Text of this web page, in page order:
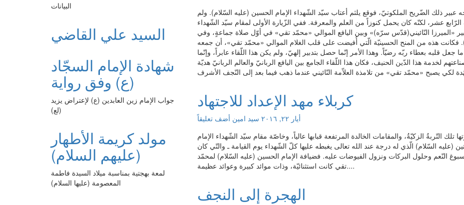
ذلك الضّريح الملكوتيّ، فوقع يلثم أعتاب سيّد الشّهداء الإمام الحسين (عليه السّلام). ولم
عشر، لكنّه كان يحمل كنوزاً من العلم والمعرفة. ففي الزّيارة الأولى لمقام سيّد الشّهداء
«الميرزا النّائيني(قدّس سرّه)» وبين اليافع الموالي «محمّد تقي» في أوّل صلاة جماعةٍ، وفي
فكانت هذه من المنح الحسينيّة الّتي أُفيضت على قلب الغلام الموالي «محمّد تقي»، أن جمعه
ما جعل قلبه بعطاء ربّه رضيّاً. وهذا الأمر إنّما حصل بتدبير إلهيّ، ولم يكن هذا اللّقاء عابراً، وإنّما
لخدمة هذا الدّين الحنيف، فكان هذا اللّقاء الجامع بين اليافع الربانيّ والعالم الربانيّ هديّة
كربلاء مهد الإعداد للاجتهاد
أيار ٢٢, ٢٠١٦ سید امین أضف تعليقاً
تلك التّربةُ الزكيّةُ، والمقامات الخالدة المرتفعة قبابها عالياً، وخاصّة مقام سيّد الشّهداء الإمام
السّلام) الّذي له درجة عند الله تعالى يغبطه عليها كلّ الشّهداء يوم القيامة ـ والتّي كان
النّعم وحلول البركات ونزول الفيوضات عليه. فضيافة الإمام الحسين (عليه السّلام) لمحمّد
تقي كانت استثنائيّة، وذات موائد كبيرة وعوائد عظيمة....
الهجرة إلى النجف
البيانات
السيد علي القاضي
شهادة الإمام السجّاد
(ع) وفق رواية
جواب الإمام زين العابدين (ع) لإعتراض يزيد
(لع)
مولد كريمة الأطهار
(عليهم السلام)
لمعة بهجتية بمناسبة ميلاد السيدة فاطمة
المعصومة (عليها السلام)